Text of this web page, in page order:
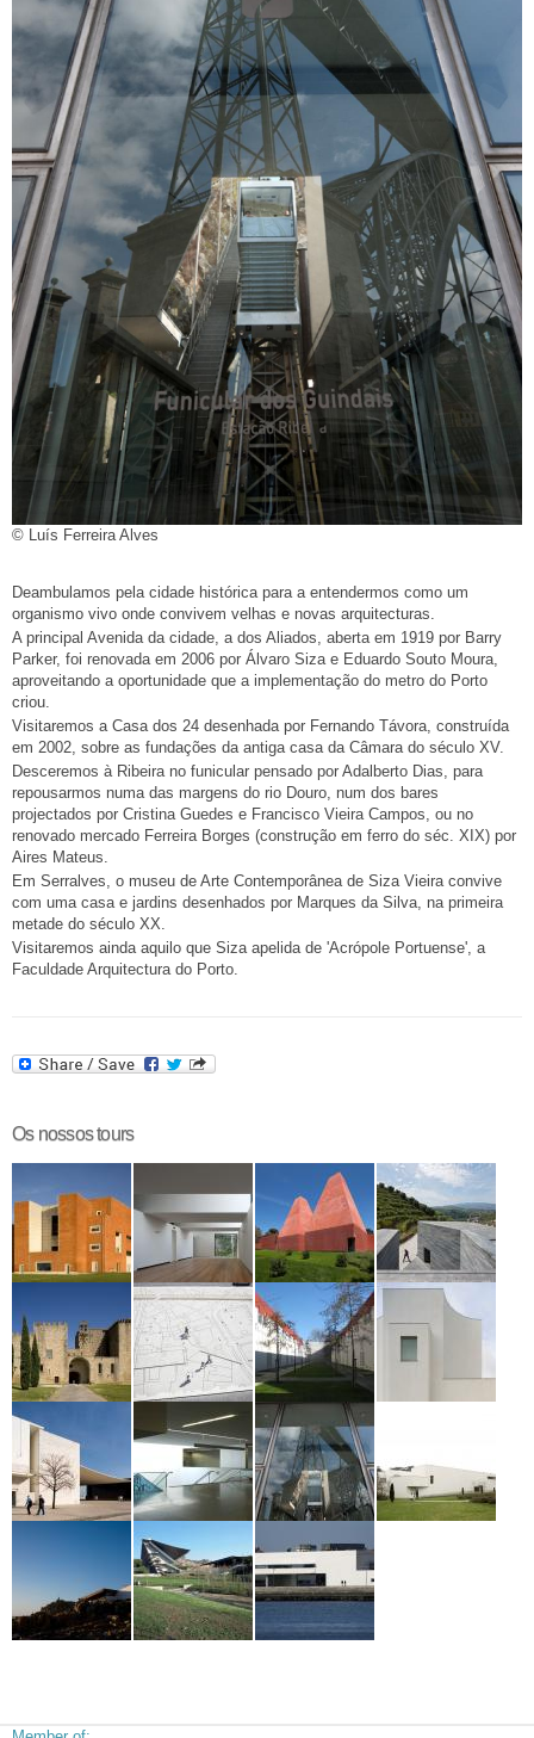
© Luís Ferreira Alves
Deambulamos pela cidade histórica para a entendermos como um
organismo vivo onde convivem velhas e novas arquitecturas.
A principal Avenida da cidade, a dos Aliados, aberta em 1919 por Barry
Parker, foi renovada em 2006 por Álvaro Siza e Eduardo Souto Moura,
aproveitando a oportunidade que a implementação do metro do Porto
criou.
Visitaremos a Casa dos 24 desenhada por Fernando Távora, construída
em 2002, sobre as fundações da antiga casa da Câmara do século XV.
Desceremos à Ribeira no funicular pensado por Adalberto Dias, para
repousarmos numa das margens do rio Douro, num dos bares
projectados por Cristina Guedes e Francisco Vieira Campos, ou no
renovado mercado Ferreira Borges (construção em ferro do séc. XIX) por
Aires Mateus.
Em Serralves, o museu de Arte Contemporânea de Siza Vieira convive
com uma casa e jardins desenhados por Marques da Silva, na primeira
metade do século XX.
Visitaremos ainda aquilo que Siza apelida de 'Acrópole Portuense', a
Faculdade Arquitectura do Porto.
Os nossos tours